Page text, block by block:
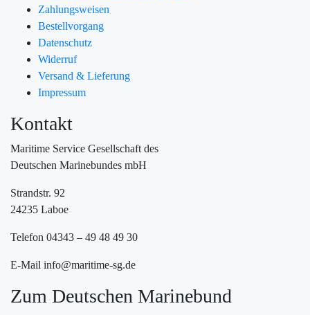
Zahlungsweisen
Bestellvorgang
Datenschutz
Widerruf
Versand & Lieferung
Impressum
Kontakt
Maritime Service Gesellschaft des
Deutschen Marinebundes mbH
Strandstr. 92
24235 Laboe
Telefon 04343 – 49 48 49 30
E-Mail info@maritime-sg.de
Zum Deutschen Marinebund